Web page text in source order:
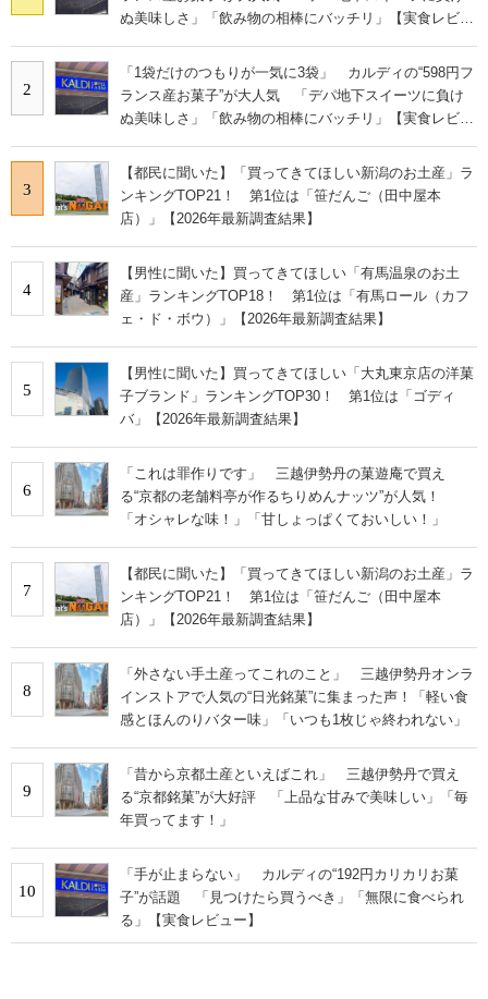
ぬ美味しさ」「飲み物の相棒にバッチリ」【実食レビュ
2
「1袋だけのつもりが一気に3袋」 カルディの“598円フ
ランス産お菓子”が大人気 「デパ地下スイーツに負け
ぬ美味しさ」「飲み物の相棒にバッチリ」【実食レビュ
3
【都民に聞いた】「買ってきてほしい新潟のお土産」ラ
ンキングTOP21！ 第1位は「笹だんご（田中屋本
店）」【2026年最新調査結果】
4
【男性に聞いた】買ってきてほしい「有馬温泉のお土
産」ランキングTOP18！ 第1位は「有馬ロール（カフ
ェ・ド・ボウ）」【2026年最新調査結果】
5
【男性に聞いた】買ってきてほしい「大丸東京店の洋菓
子ブランド」ランキングTOP30！ 第1位は「ゴディ
バ」【2026年最新調査結果】
6
「これは罪作りです」 三越伊勢丹の菓遊庵で買え
る“京都の老舗料亭が作るちりめんナッツ”が人気！
「オシャレな味！」「甘しょっぱくておいしい！」
7
【都民に聞いた】「買ってきてほしい新潟のお土産」ラ
ンキングTOP21！ 第1位は「笹だんご（田中屋本
店）」【2026年最新調査結果】
8
「外さない手土産ってこれのこと」 三越伊勢丹オンラ
インストアで人気の“日光銘菓”に集まった声！「軽い食
感とほんのりバター味」「いつも1枚じゃ終われない」
9
「昔から京都土産といえばこれ」 三越伊勢丹で買え
る“京都銘菓”が大好評 「上品な甘みで美味しい」「毎
年買ってます！」
10
「手が止まらない」 カルディの“192円カリカリお菓
子”が話題 「見つけたら買うべき」「無限に食べられ
る」【実食レビュー】